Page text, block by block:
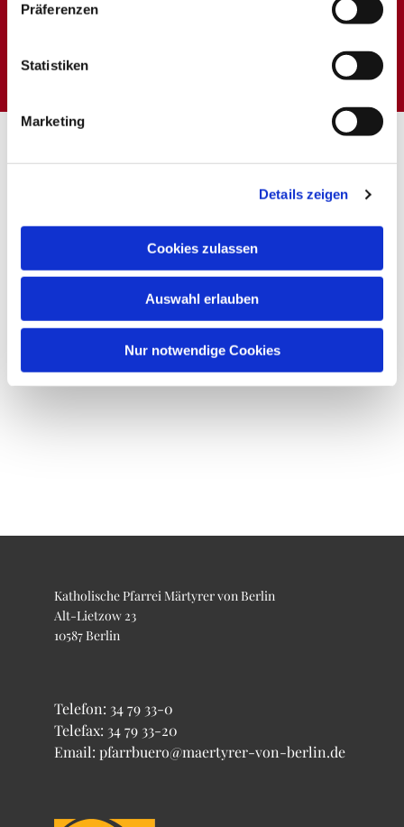
Präferenzen
Statistiken
Marketing
Details zeigen
Cookies zulassen
Auswahl erlauben
Nur notwendige Cookies
Dies könnte Sie auch
Katholische Pfarrei Märtyrer von Berlin
Alt-Lietzow 23
10587 Berlin
Telefon: 34 79 33-0
Telefax: 34 79 33-20
Email: pfarrbuero@maertyrer-von-berlin.de